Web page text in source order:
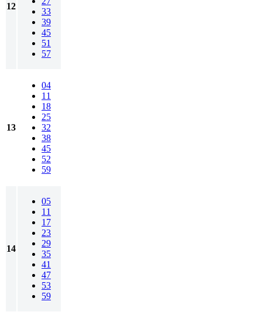
12
33
39
45
51
57
13
04
11
18
25
32
38
45
52
59
14
05
11
17
23
29
35
41
47
53
59